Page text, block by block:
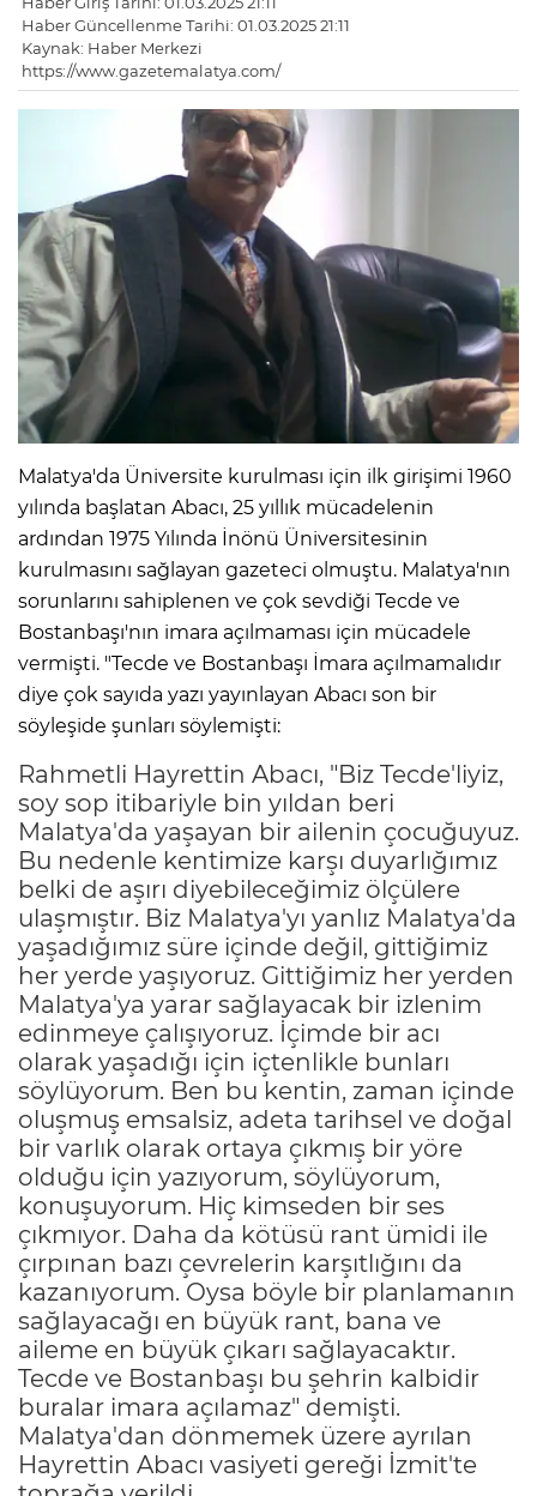
Haber Güncellenme Tarihi: 01.03.2025 21:11
Kaynak: Haber Merkezi
https://www.gazetemalatya.com/
Malatya'da Üniversite kurulması için ilk girişimi 1960
yılında başlatan Abacı, 25 yıllık mücadelenin
ardından 1975 Yılında İnönü Üniversitesinin
kurulmasını sağlayan gazeteci olmuştu. Malatya'nın
sorunlarını sahiplenen ve çok sevdiği Tecde ve
Bostanbaşı'nın imara açılmaması için mücadele
vermişti. "Tecde ve Bostanbaşı İmara açılmamalıdır
diye çok sayıda yazı yayınlayan Abacı son bir
söyleşide şunları söylemişti:
Rahmetli Hayrettin Abacı, "Biz Tecde'liyiz,
soy sop itibariyle bin yıldan beri
Malatya'da yaşayan bir ailenin çocuğuyuz.
Bu nedenle kentimize karşı duyarlığımız
belki de aşırı diyebileceğimiz ölçülere
ulaşmıştır. Biz Malatya'yı yanlız Malatya'da
yaşadığımız süre içinde değil, gittiğimiz
her yerde yaşıyoruz. Gittiğimiz her yerden
Malatya'ya yarar sağlayacak bir izlenim
edinmeye çalışıyoruz. İçimde bir acı
olarak yaşadığı için içtenlikle bunları
söylüyorum. Ben bu kentin, zaman içinde
oluşmuş emsalsiz, adeta tarihsel ve doğal
bir varlık olarak ortaya çıkmış bir yöre
olduğu için yazıyorum, söylüyorum,
konuşuyorum. Hiç kimseden bir ses
çıkmıyor. Daha da kötüsü rant ümidi ile
çırpınan bazı çevrelerin karşıtlığını da
kazanıyorum. Oysa böyle bir planlamanın
sağlayacağı en büyük rant, bana ve
aileme en büyük çıkarı sağlayacaktır.
Tecde ve Bostanbaşı bu şehrin kalbidir
buralar imara açılamaz" demişti.
Malatya'dan dönmemek üzere ayrılan
Hayrettin Abacı vasiyeti gereği İzmit'te